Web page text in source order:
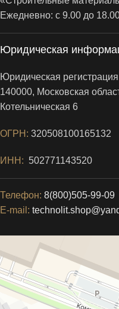
Ежедневно: с 9.00 до
Юридическая
Юридическая
140000, Московская
Котельническая 6
ОГРН: 320508100165132
ИНН: 502771143520
Телефон: 8(800)505-99-09
E-mail:
Яндекс.Карты — поиск мест и